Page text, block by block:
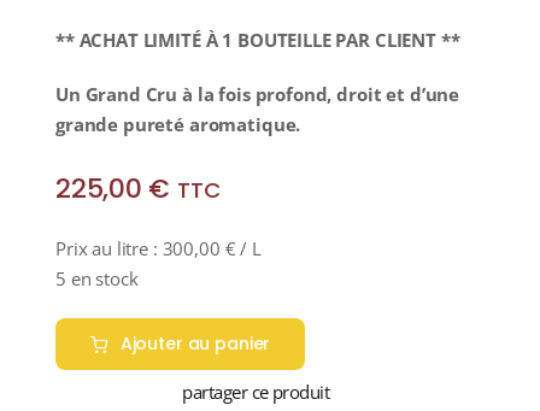
** ACHAT LIMITÉ À 1 BOUTEILLE PAR CLIENT **
Un Grand Cru à la fois profond, droit et d’une
grande pureté aromatique.
225,00 € TTC
Prix au litre : 300,00 € / L
5 en stock
Ajouter au panier
partager ce produit